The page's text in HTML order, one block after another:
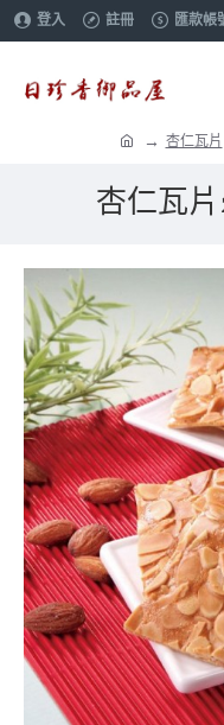
登入 註冊 匯款帳
杏仁瓦片
杏仁瓦